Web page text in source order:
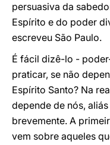
persuasiva da
Espírito e do poder
escreveu São Paulo.
É fácil dizê-lo -
praticar, se não
Espírito Santo? Na
depende de nós,
brevemente. A
vem sobre aqueles